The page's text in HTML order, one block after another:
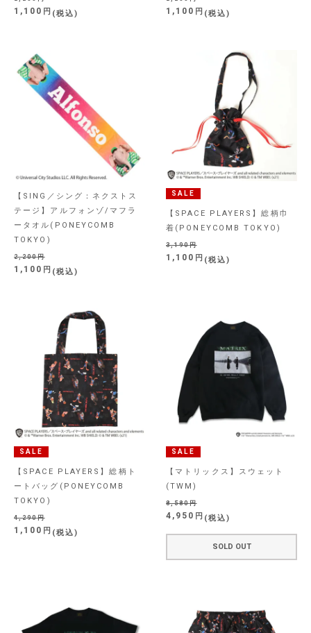
1,100 税込 1,100 税込
【SING／シング：ネクストス
テージ】アルフォンゾ/マフラ
ータオル(PONEYCOMB
TOKYO)
2,200
1,100 税込
SALE
【SPACE PLAYERS】総柄巾
着(PONEYCOMB TOKYO)
3,190
1,100 税込
SALE
【SPACE PLAYERS】総柄ト
ートバッグ(PONEYCOMB
TOKYO)
4,290
1,100 税込
SALE
【マトリックス】スウェット
(TWM)
8,580
4,950 税込
SOLD OUT